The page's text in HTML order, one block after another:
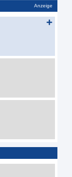
Anzeige